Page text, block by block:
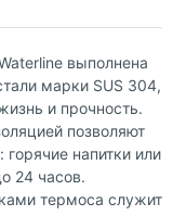
выполнена
марки SUS 304,
и прочность.
позволяют
напитки или
24 часов.
термоса служит